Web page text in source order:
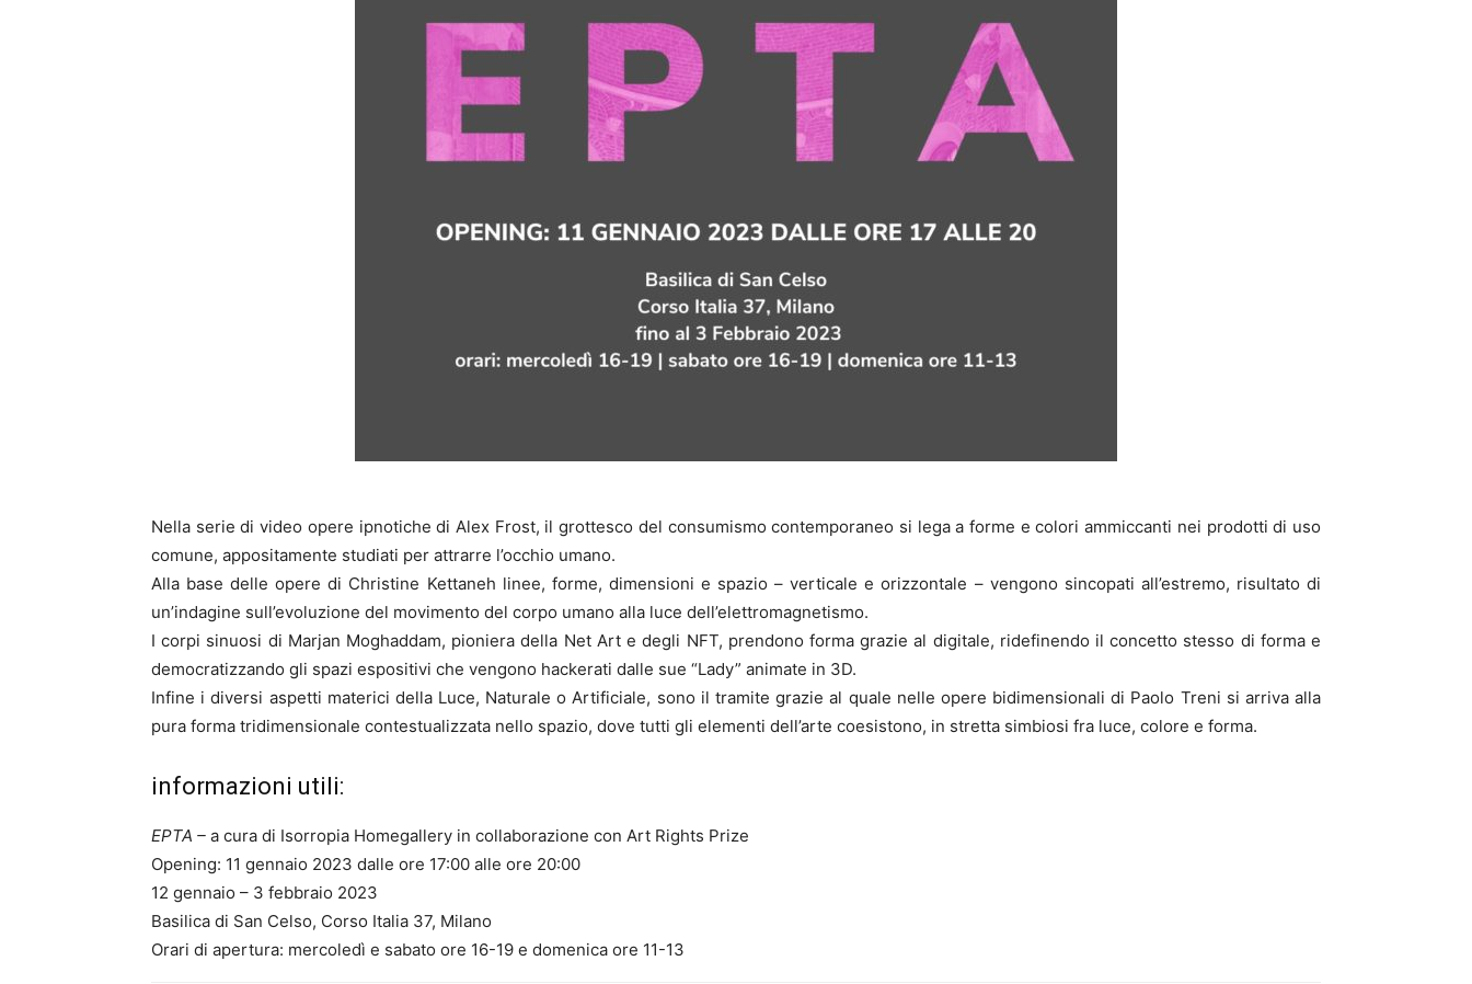
Nella serie di video opere ipnotiche di Alex Frost, il grottesco del consumismo contemporaneo si lega a forme e colori ammiccanti nei prodotti di uso
comune, appositamente studiati per attrarre l’occhio umano.
Alla base delle opere di Christine Kettaneh linee, forme, dimensioni e spazio – verticale e orizzontale – vengono sincopati all’estremo, risultato di
un’indagine sull’evoluzione del movimento del corpo umano alla luce dell’elettromagnetismo.
I corpi sinuosi di Marjan Moghaddam, pioniera della Net Art e degli NFT, prendono forma grazie al digitale, ridefinendo il concetto stesso di forma e
democratizzando gli spazi espositivi che vengono hackerati dalle sue “Lady” animate in 3D.
Infine i diversi aspetti materici della Luce, Naturale o Artificiale, sono il tramite grazie al quale nelle opere bidimensionali di Paolo Treni si arriva alla
pura forma tridimensionale contestualizzata nello spazio, dove tutti gli elementi dell’arte coesistono, in stretta simbiosi fra luce, colore e forma.
informazioni utili:
EPTA – a cura di Isorropia Homegallery in collaborazione con Art Rights Prize
Opening: 11 gennaio 2023 dalle ore 17:00 alle ore 20:00
12 gennaio – 3 febbraio 2023
Basilica di San Celso, Corso Italia 37, Milano
Orari di apertura: mercoledì e sabato ore 16-19 e domenica ore 11-13